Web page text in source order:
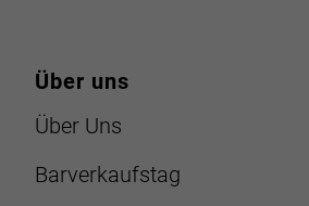
Über uns
Über Uns
Barverkaufstag